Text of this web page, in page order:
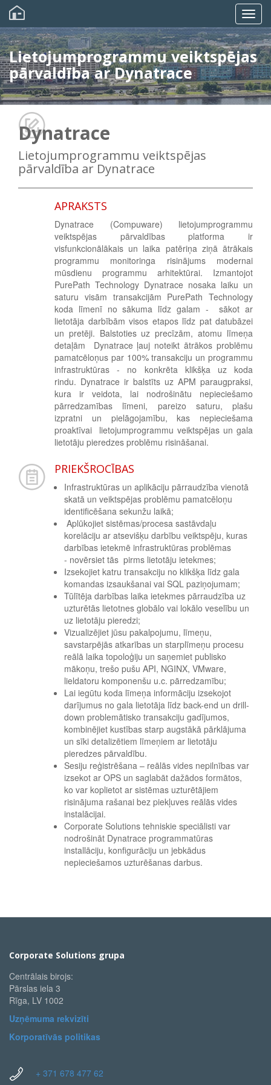
Pārlekt
galveno
saturu
Lietojumprogrammu veiktspējas
pārvaldība ar Dynatrace
Dynatrace
Lietojumprogrammu veiktspējas
pārvaldība ar Dynatrace
APRAKSTS
Dynatrace (Compuware) lietojumprogrammu
veiktspējas pārvaldības platforma ir
visfunkcionālākais un laika patēriņa ziņā ātrākais
programmu monitoringa risinājums modernai
mūsdienu programmu arhitektūrai. Izmantojot
PurePath Technology Dynatrace nosaka laiku un
saturu visām transakcijām PurePath Technology
koda līmenī no sākuma līdz galam - sākot ar
lietotāja darbībām visos etapos līdz pat datubāzei
un pretēji. Balstoties uz precīzām, atomu līmeņa
detaļām Dynatrace ļauj noteikt ātrākos problēmu
pamatcēloņus par 100% transakciju un programmu
infrastruktūras- no konkrēta klikšķa uz koda
rindu. Dynatrace ir balstīts uz APM paraugpraksi,
kura ir veidota, lai nodrošinātu nepieciešamo
pārredzamības līmeni, pareizo saturu, plašu
izpratni un pielāgojamību, kas nepieciešama
proaktīvai lietojumprogrammu veiktspējas un gala
lietotāju pieredzes problēmu risināšanai.
PRIEKŠROCĪBAS
Infrastruktūras un aplikāciju pārraudzība vienotā
skatā un veiktspējas problēmu pamatcēloņu
identificēšana sekunžu laikā;
Aplūkojiet sistēmas/procesa sastāvdaļu
korelāciju ar atsevišķu darbību veiktspēju, kuras
darbības ietekmē infrastruktūras problēmas
- novērsiet tās pirms lietotāju ietekmes;
Izsekojiet katru transakciju no klikšķa līdz gala
komandas izsaukšanai vai SQL paziņojumam;
Tūlītēja darbības laika ietekmes pārraudzība uz
uzturētās lietotnes globālo vai lokālo veselību un
uz lietotāju pieredzi;
Vizualizējiet jūsu pakalpojumu, līmeņu,
savstarpējās atkarības un starplīmeņu procesu
reālā laika topoloģiju un saņemiet publisko
mākoņu, trešo pušu API, NGINX, VMware,
lieldatoru komponenšu u.c. pārredzamību;
Lai iegūtu koda līmeņa informāciju izsekojot
darījumus no gala lietotāja līdz back-end un drill-
down problemātisko transakciju gadījumos,
kombinējiet kustības starp augstākā pārklājuma
un sīki detalizētiem līmeņiem ar lietotāju
pieredzes pārvaldību.
Sesiju reģistrēšana – reālās vides nepilnības var
izsekot ar OPS un saglabāt dažādos formātos,
ko var koplietot ar sistēmas uzturētājiem
risinājuma rašanai bez piekļuves reālās vides
instalācijai.
Corporate Solutions tehniskie speciālisti var
nodrošināt Dynatrace programmatūras
installāciju, konfigurāciju un jebkādus
nepieciešamos uzturēšanas darbus.
Corporate Solutions grupa
Centrālais birojs:
Pārslas iela 3
Rīga, LV 1002
Uzņēmuma rekvizīti
Korporatīvās politikas
+ 371 678 477 62